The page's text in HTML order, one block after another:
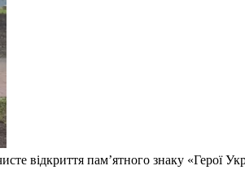
відкриття пам’ятного знаку